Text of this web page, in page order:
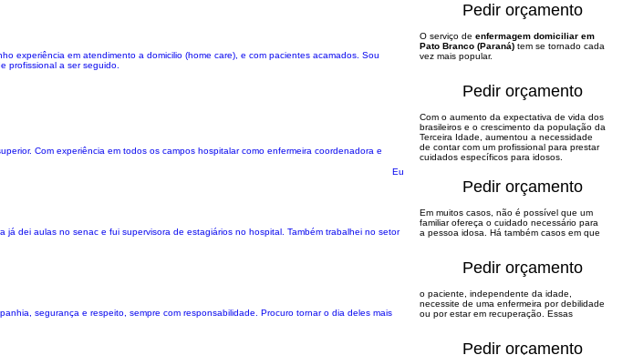
experiência em atendimento a domicilio (home care), e com pacientes acamados. Sou
profissional a ser seguido.
Pedir orçamento
Com experiência em todos os campos hospitalar como enfermeira coordenadora e
Pedir orçamento
Eu
dei aulas no senac e fui supervisora de estagiários no hospital. Também trabalhei no setor
Pedir orçamento
segurança e respeito, sempre com responsabilidade. Procuro tornar o dia deles mais
Pedir orçamento
Pedir orçamento
O serviço de enfermagem domiciliar em
Pato Branco (Paraná) tem se tornado cada
vez mais popular.
Com o aumento da expectativa de vida dos
brasileiros e o crescimento da população da
Terceira Idade, aumentou a necessidade
de contar com um profissional para prestar
cuidados específicos para idosos.
Em muitos casos, não é possível que um
familiar ofereça o cuidado necessário para
a pessoa idosa. Há também casos em que
o paciente, independente da idade,
necessite de uma enfermeira por debilidade
ou por estar em recuperação. Essas